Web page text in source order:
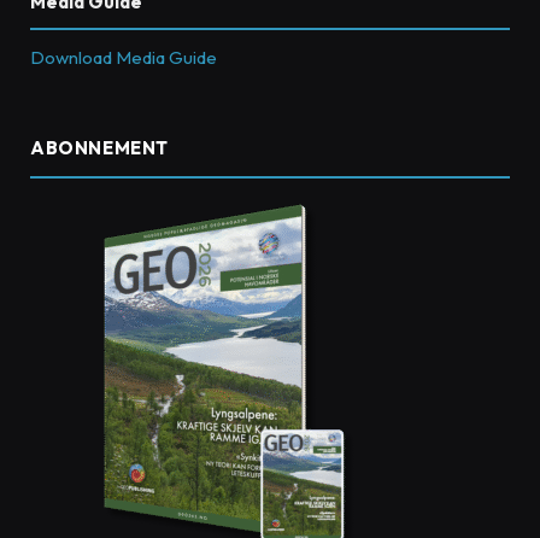
Download Media Guide
ABONNEMENT